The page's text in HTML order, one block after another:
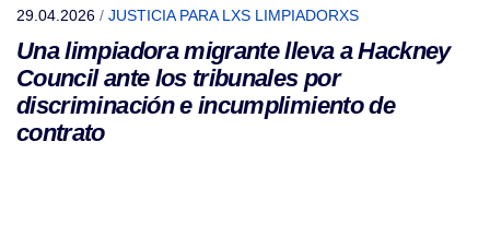
29.04.2026 / JUSTICIA PARA LXS LIMPIADORXS
Una limpiadora migrante lleva a Hackney
Council ante los tribunales por
discriminación e incumplimiento de
contrato